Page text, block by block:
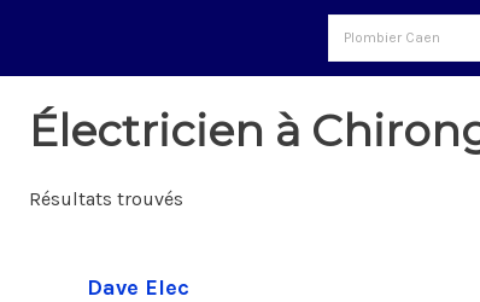
Électricien à
Résultats trouvés
Dave Elec